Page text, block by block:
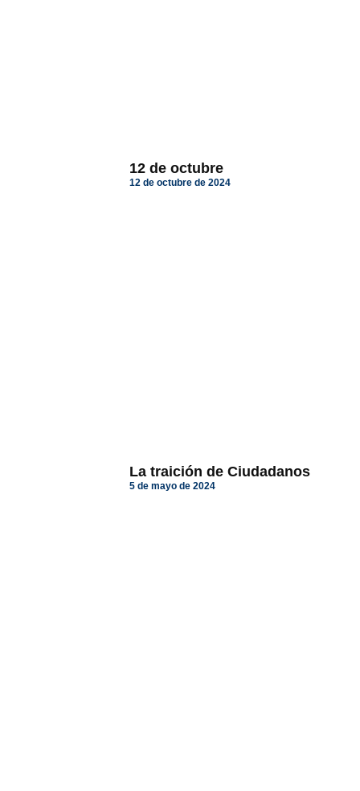
12 de octubre
12 de octubre de 2024
La traición de Ciudadanos
5 de mayo de 2024